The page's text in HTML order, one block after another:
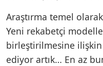
Araştırma temel
Yeni rekabetçi
birleştirilmesine ilişkin
ediyor artık… En az